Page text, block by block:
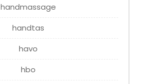
handmassage
handtas
havo
hbo